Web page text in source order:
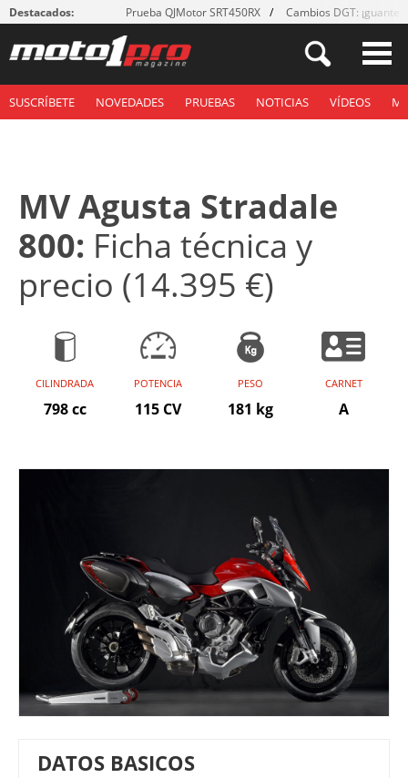
Destacados: Prueba QJMotor SRT450RX Cambios DGT: ¡guantes!
SUSCRÍBETE NOVEDADES PRUEBAS NOTICIAS VÍDEOS
MV Agusta Stradale
800: Ficha técnica y
precio (14.395 €)
CILINDRADA
798 cc
POTENCIA
115 CV
PESO
181 kg
CARNET
A
DATOS BASICOS